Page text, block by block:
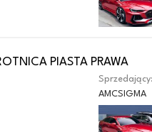
PIASTA PRAWA
Sprzedający:
AMCSIGMA